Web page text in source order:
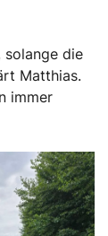
solange die
Matthias.
immer